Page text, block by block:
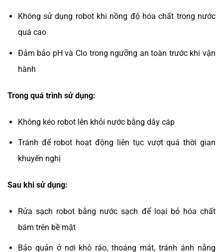
Không sử dụng robot khi nồng độ hóa chất trong nước
quá cao
Đảm bảo pH và Clo trong ngưỡng an toàn trước khi vận
hành
Trong quá trình sử dụng:
Không kéo robot lên khỏi nước bằng dây cáp
Tránh để robot hoạt động liên tục vượt quá thời gian
khuyến nghị
Sau khi sử dụng:
Rửa sạch robot bằng nước sạch để loại bỏ hóa chất
bám trên bề mặt
Bảo quản ở nơi khô ráo, thoáng mát, tránh ánh nắng